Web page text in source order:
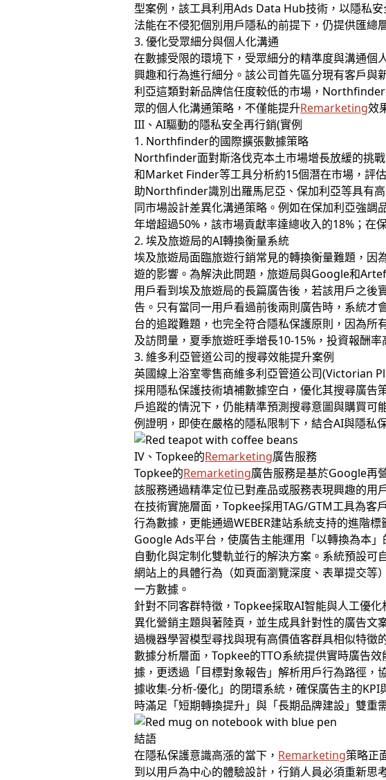
型案例，該工具利用Ads Data Hub技術，以隱私
法能在不侵犯個別用戶隱私的前提下，仍提供匯總
3. 優化受眾細分與個人化溝通
在數據受限的環境下，受眾細分的精準度與溝通
興趣和行為進行細分。該公司首先區分現有客戶
利亞這類對新品牌信任度較低的市場，
眾的個人化溝通策略，不僅能提升Remarketing效
III、AI驅動的隱私安全再行銷(實例
1. Northfinder的國際擴張數據策略
Northfinder面對斯洛伐克本土市場增長放緩的挑
和Market Finder等工具分析約15個潛在市場，評
助Northfinder識別出羅馬尼亞、保加利亞等具有
同市場設計差異化溝通策略。例如在保加利亞強
年增超過50%，該市場貢獻率達總收入的18%；在
2. 埃及旅遊局的AI轉換衡量系統
埃及旅遊局面臨旅遊行銷常見的轉換衡量難題，
遊的影響。為解決此問題，旅遊局與Google和
用戶看到埃及旅遊局的長篇廣告後，若該用戶之後
告。只有當同一用戶看過前後兩則廣告時，系統
台的追蹤難題，也完全符合隱私保護原則，因為
及訪問量，夏季旅遊旺季增長10-15%，投資報酬率
3. 維多利亞管道公司的搜尋效能提升案例
英國線上浴室零售商維多利亞管道公司(Victorian
採用隱私保護技術填補數據空白，優化其搜尋廣
戶追蹤的情況下，仍能精準預測搜尋意圖與購買
例證明，即使在嚴格的隱私限制下，結合AI與隱私
IV、Topkee的Remarketing廣告服務
Topkee的Remarketing廣告服務是基於Google再
該服務通過精準定位已對產品或服務表現興趣的用
在技術實施層面，Topkee採用TAG/GTM工具為客
行為數據，更能通過WEBER建站系統支持的進階
Google Ads平台，使廣告主能運用「以轉換為本
自動化與定制化雙軌並行的解決方案。系統預設
網站上的具體行為（如頁面瀏覽深度、表單提交
一方數據。
針對不同客群特徵，Topkee採取AI智能與人工優
異化營銷主題與著陸頁，並生成具針對性的廣告
過機器學習模型尋找與現有高價值客群具相似特徵
數據分析層面，Topkee的TTO系統提供實時廣告
據，更透過「目標對象報告」解析用戶行為路徑
據收集-分析-優化」的閉環系統，確保廣告主的
時滿足「短期轉換提升」與「長期品牌建設」雙重
結語
在隱私保護意識高漲的當下， Remarketing策略正
到以用戶為中心的體驗設計，行銷人員必須重新